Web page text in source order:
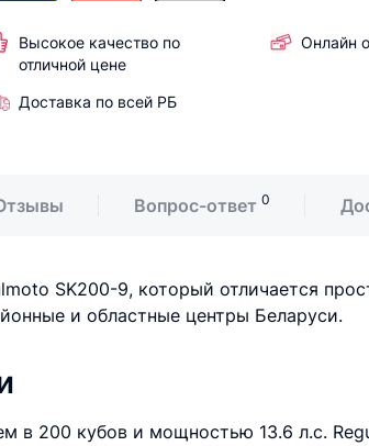
Высокое качество по
отличной цене
Онлайн
Доставка по всей РБ
Вопрос-ответ 0
SK200-9, который отличается
и областные центры Беларуси.
в 200 кубов и мощностью 13.6 л.с.